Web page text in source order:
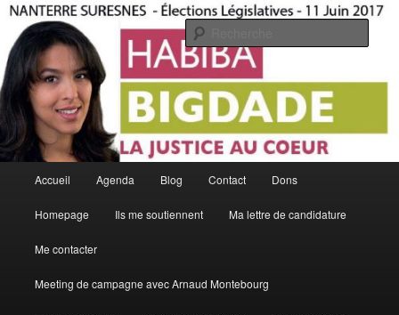
Aller
contenu
principalHabiba Bigdade
La Justice Au Coeur
principal
Accueil Agenda Blog Contact Dons
Homepage Ils me soutiennent Ma lettre de candidature
Me contacter
Meeting de campagne avec Arnaud Montebourg